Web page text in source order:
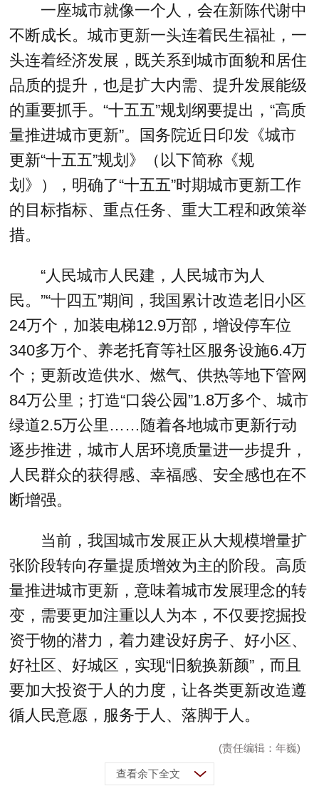
一座城市就像一个人，会在新陈代谢中
不断成长。城市更新一头连着民生福祉，一
头连着经济发展，既关系到城市面貌和居住
品质的提升，也是扩大内需、提升发展能级
的重要抓手。“十五五”规划纲要提出，“高质
量推进城市更新”。国务院近日印发《城市
更新“十五五”规划》（以下简称《规
划》），明确了“十五五”时期城市更新工作
的目标指标、重点任务、重大工程和政策举
措。
“人民城市人民建，人民城市为人
民。”“十四五”期间，我国累计改造老旧小区
24万个，加装电梯12.9万部，增设停车位
340多万个、养老托育等社区服务设施6.4万
个；更新改造供水、燃气、供热等地下管网
84万公里；打造“口袋公园”1.8万多个、城市
绿道2.5万公里……随着各地城市更新行动
逐步推进，城市人居环境质量进一步提升，
人民群众的获得感、幸福感、安全感也在不
断增强。
当前，我国城市发展正从大规模增量扩
张阶段转向存量提质增效为主的阶段。高质
量推进城市更新，意味着城市发展理念的转
变，需要更加注重以人为本，不仅要挖掘投
资于物的潜力，着力建设好房子、好小区、
好社区、好城区，实现“旧貌换新颜”，而且
要加大投资于人的力度，让各类更新改造遵
循人民意愿，服务于人、落脚于人。
(责任编辑：年巍)
查看余下全文